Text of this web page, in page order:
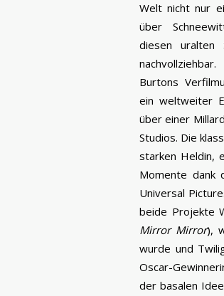
Welt nicht nur
über
diesen uralten
Burtons
ein weltweiter
über einer
Studios. Die
starken Heldin,
Momente dank
Universal
beide Projekte
Mirror Mirror),
wurde und
Oscar-
der basalen